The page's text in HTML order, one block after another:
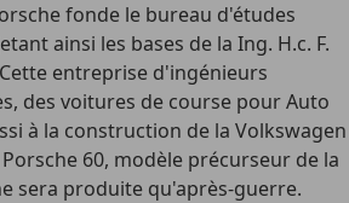
fonde le bureau d'études
ainsi les bases de la Ing. H.c. F.
entreprise d'ingénieurs
des voitures de course pour Auto
à la construction de la Volkswagen
60, modèle précurseur de la
sera produite qu'après-guerre.